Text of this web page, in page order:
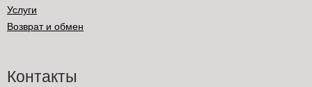
Услуги
Возврат и обмен
Контакты